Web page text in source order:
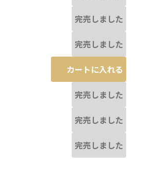
完売しました
完売しました
カートに入れる
完売しました
完売しました
完売しました